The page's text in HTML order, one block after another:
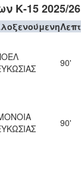
Κ-15 2025/26
90'
90'